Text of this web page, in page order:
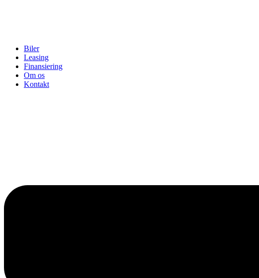
Biler
Leasing
Finansiering
Om os
Kontakt